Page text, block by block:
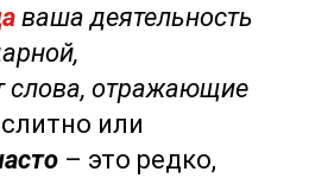
ваша деятельность
слова, отражающие
или
– это редко,